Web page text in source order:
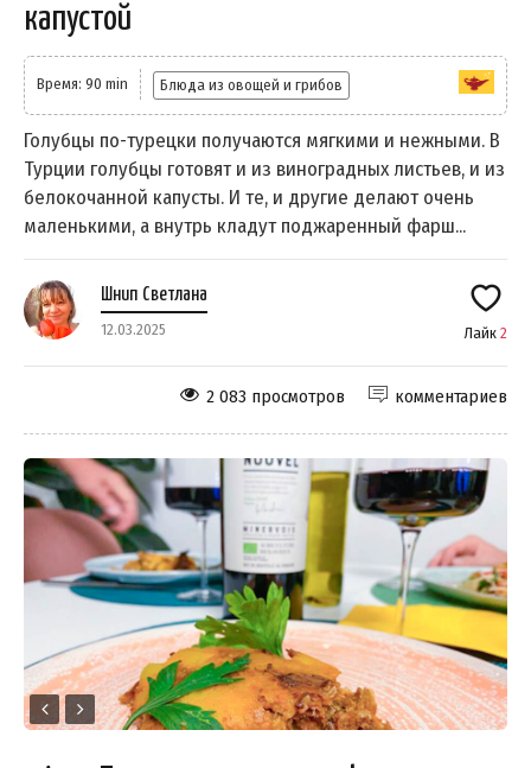
капустой
Время: 90 min Блюда из овощей и грибов
Голубцы по-турецки получаются мягкими и нежными. В
Турции голубцы готовят и из виноградных листьев, и из
белокочанной капусты. И те, и другие делают очень
маленькими, а внутрь кладут поджаренный фарш...
Шнип Светлана
12.03.2025 Лайк 2
комментариев
2 083 просмотров